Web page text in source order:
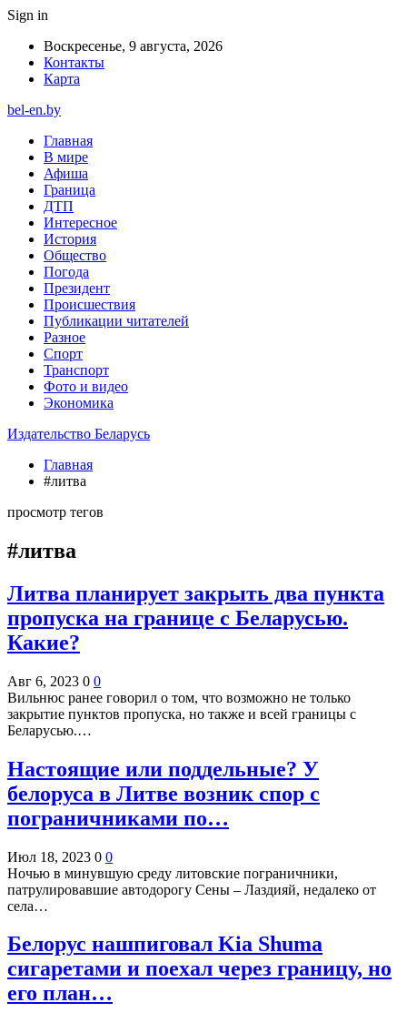
Sign in
Воскресенье, 9 августа, 2026
Контакты
Карта
bel-en.by
Главная
В мире
Афиша
Граница
ДТП
Интересное
История
Общество
Погода
Президент
Происшествия
Публикации читателей
Разное
Спорт
Транспорт
Фото и видео
Экономика
Издательство Беларусь
Главная
#литва
просмотр тегов
#литва
Литва планирует закрыть два пункта
пропуска на границе с Беларусью.
Какие?
Авг 6, 2023 0 0
Вильнюс ранее говорил о том, что возможно не только
закрытие пунктов пропуска, но также и всей границы с
Беларусью.…
Настоящие или поддельные? У
белоруса в Литве возник спор с
пограничниками по…
Июл 18, 2023 0 0
Ночью в минувшую среду литовские пограничники,
патрулировавшие автодорогу Сены – Лаздияй, недалеко от
села…
Белорус нашпиговал Kia Shuma
сигаретами и поехал через границу, но
его план…